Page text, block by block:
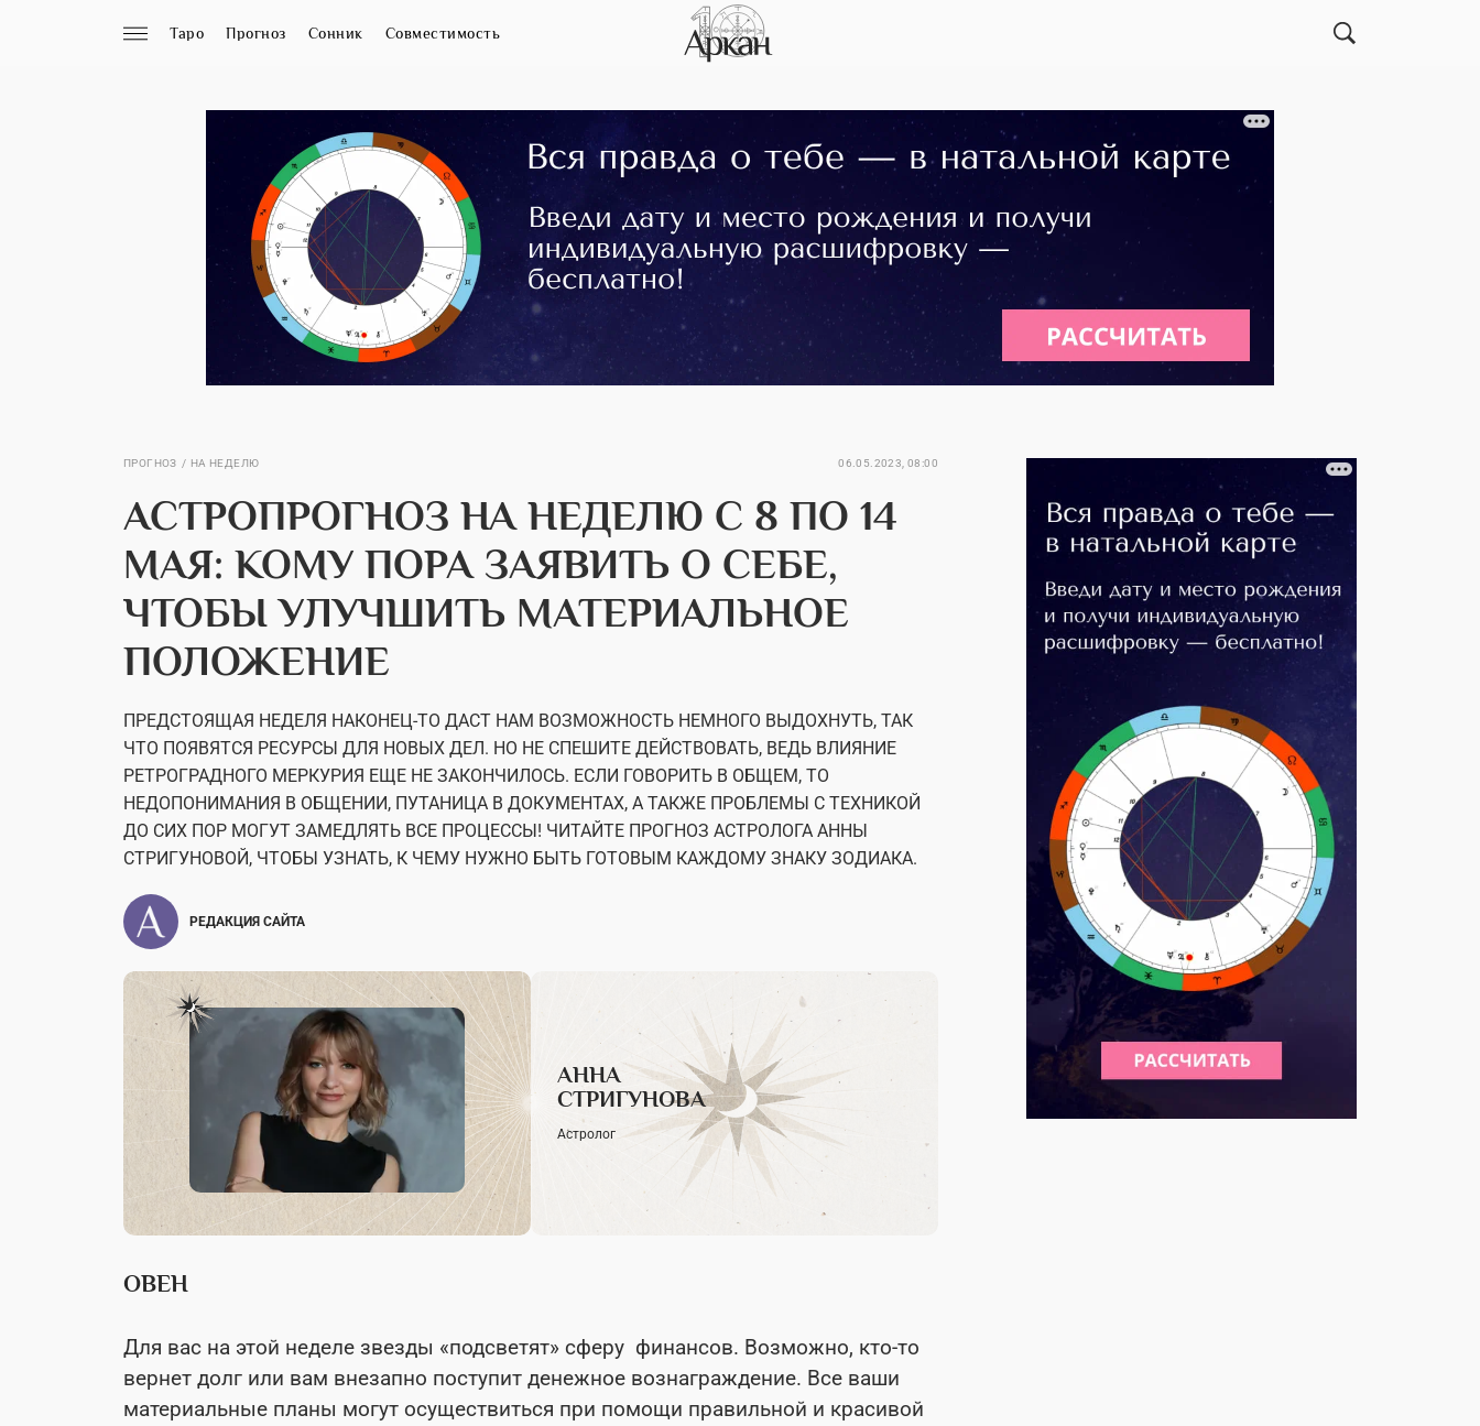
Таро Прогноз Сонник Совместимость
ПРОГНОЗ НА НЕДЕЛЮ 06.05.2023, 08:00
АСТРОПРОГНОЗ НА НЕДЕЛЮ С 8 ПО 14
МАЯ: КОМУ ПОРА ЗАЯВИТЬ О СЕБЕ,
ЧТОБЫ УЛУЧШИТЬ МАТЕРИАЛЬНОЕ
ПОЛОЖЕНИЕ
ПРЕДСТОЯЩАЯ НЕДЕЛЯ НАКОНЕЦ-ТО ДАСТ НАМ ВОЗМОЖНОСТЬ НЕМНОГО ВЫДОХНУТЬ, ТАК
ЧТО ПОЯВЯТСЯ РЕСУРСЫ ДЛЯ НОВЫХ ДЕЛ. НО НЕ СПЕШИТЕ ДЕЙСТВОВАТЬ, ВЕДЬ ВЛИЯНИЕ
РЕТРОГРАДНОГО МЕРКУРИЯ ЕЩЕ НЕ ЗАКОНЧИЛОСЬ. ЕСЛИ ГОВОРИТЬ В ОБЩЕМ, ТО
НЕДОПОНИМАНИЯ В ОБЩЕНИИ, ПУТАНИЦА В ДОКУМЕНТАХ, А ТАКЖЕ ПРОБЛЕМЫ С ТЕХНИКОЙ
ДО СИХ ПОР МОГУТ ЗАМЕДЛЯТЬ ВСЕ ПРОЦЕССЫ! ЧИТАЙТЕ ПРОГНОЗ АСТРОЛОГА АННЫ
СТРИГУНОВОЙ, ЧТОБЫ УЗНАТЬ, К ЧЕМУ НУЖНО БЫТЬ ГОТОВЫМ КАЖДОМУ ЗНАКУ ЗОДИАКА.
РЕДАКЦИЯ САЙТА
АННА
СТРИГУНОВА
Астролог
ОВЕН
Для вас на этой неделе звезды «подсветят» сферу финансов. Возможно, кто-то
вернет долг или вам внезапно поступит денежное вознаграждение. Все ваши
материальные планы могут осуществиться при помощи правильной и красивой